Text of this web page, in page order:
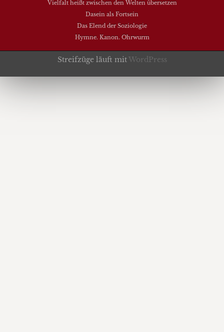
Vielfalt heißt zwischen den Welten übersetzen
Dasein als Fortsein
Das Elend der Soziologie
Hymne. Kanon. Ohrwurm
Streifzüge läuft mitWordPress